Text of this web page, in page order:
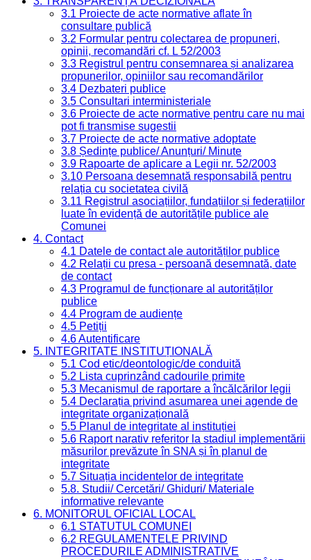
3.1 Proiecte de acte normative aflate în
consultare publică
3.2 Formular pentru colectarea de propuneri,
opinii, recomandări cf. L 52/2003
3.3 Registrul pentru consemnarea și analizarea
propunerilor, opiniilor sau recomandărilor
3.4 Dezbateri publice
3.5 Consultari interministeriale
3.6 Proiecte de acte normative pentru care nu mai
pot fi transmise sugestii
3.7 Proiecte de acte normative adoptate
3.8 Ședințe publice/ Anunțuri/ Minute
3.9 Rapoarte de aplicare a Legii nr. 52/2003
3.10 Persoana desemnată responsabilă pentru
relația cu societatea civilă
3.11 Registrul asociațiilor, fundațiilor și federațiilor
luate în evidență de autoritățile publice ale
Comunei
4. Contact
4.1 Datele de contact ale autorităților publice
4.2 Relații cu presa - persoană desemnată, date
de contact
4.3 Programul de funcționare al autorităților
publice
4.4 Program de audiențe
4.5 Petiții
4.6 Autentificare
5. INTEGRITATE INSTITUȚIONALĂ
5.1 Cod etic/deontologic/de conduită
5.2 Lista cuprinzând cadourile primite
5.3 Mecanismul de raportare a încălcărilor legii
5.4 Declarația privind asumarea unei agende de
integritate organizațională
5.5 Planul de integritate al instituției
5.6 Raport narativ referitor la stadiul implementării
măsurilor prevăzute în SNA și în planul de
integritate
5.7 Situația incidentelor de integritate
5.8. Studii/ Cercetări/ Ghiduri/ Materiale
informative relevante
6. MONITORUL OFICIAL LOCAL
6.1 STATUTUL COMUNEI
6.2 REGULAMENTELE PRIVIND
PROCEDURILE ADMINISTRATIVE